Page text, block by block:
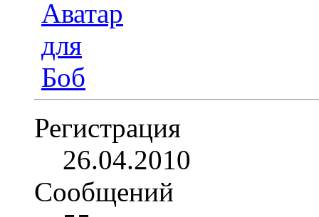
Регистрация
26.04.2010
Сообщений